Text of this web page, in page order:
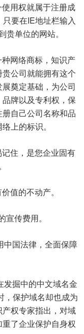
用权就属于注册成
要在IE地址栏输入
单位的网站。
网络商标，知识产
公司就能拥有这个
奠定基础，为公司
牌以及专利权，保
自己公司名称和品
上的标识。
住，是您企业固有
值的不动产。
传费用。
中国法律，全面保障
发掘中的中文域名金
保护域名却也成为
权专家指出，对域
了企业保护自身权